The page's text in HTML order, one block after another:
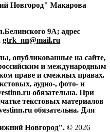
Новгород" Макарова
9А; адрес
gtrk_nn@mail.ru
опубликованные на сайте,
и международным
праве и смежных правах.
аудио-, фото- и
обязательна. При
текстовых материалов
обязательна. Для
Новгород". © 2026